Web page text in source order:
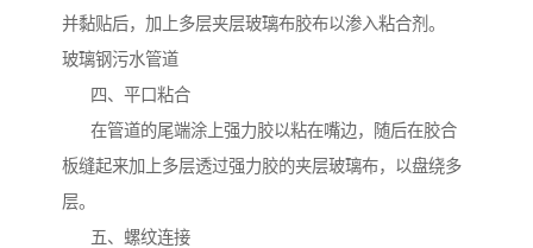
并黏贴后，加上多层夹层玻璃布胶布以渗入粘合剂。
玻璃钢污水管道
四、平口粘合
在管道的尾端涂上强力胶以粘在嘴边，随后在胶合
板缝起来加上多层透过强力胶的夹层玻璃布，以盘绕多
层。
五、螺纹连接